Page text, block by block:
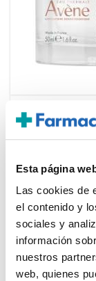
Esta página
Las cookies de
el contenido y
sociales y
información
nuestros
web, quienes
AVÈNE
HYALURON